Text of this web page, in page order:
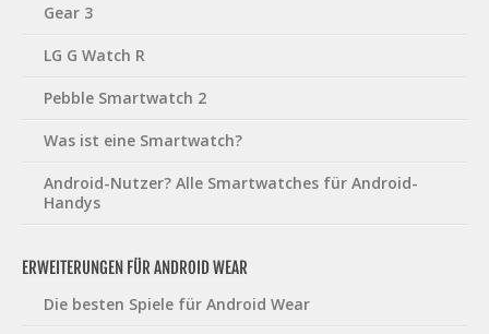
Gear 3
LG G Watch R
Pebble Smartwatch 2
Was ist eine Smartwatch?
Android-Nutzer? Alle Smartwatches für Android-
Handys
ERWEITERUNGEN FÜR ANDROID WEAR
Die besten Spiele für Android Wear